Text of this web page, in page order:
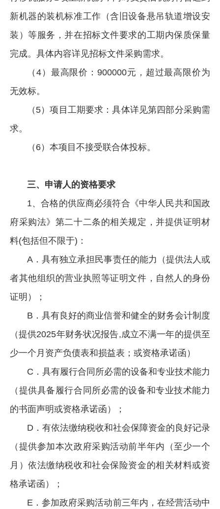
新机器的装机标准工作（含旧设备悬吊轨道增设安
装）等服务，并在招标文件要求的工期内保质保量
完成。具体内容详见招标文件采购需求。
（4）最高限价：900000元，超过最高限价为
无效标。
（5）项目工期要求：具体详见第四部分采购需
求。
（6）本项目不接受联合体投标。
三、申请人的资格要求
1、合格的供应商必须符合《中华人民共和国政
府采购法》第二十二条的相关规定，并提供证明材
料(包括但不限于)：
A．具有独立承担民事责任的能力（提供法人或
者其他组织的营业执照等证明文件，自然人的身份
证明）；
B．具有良好的商业信誉和健全的财务会计制度
（提供2025年财务状况报告,成立不满一年的提供至
少一个月资产负债表和损益表；或资格承诺函）
C．具有履行合同所必需的设备和专业技术能力
（提供具备履行合同所必需的设备和专业技术能力
的书面声明或资格承诺函）；
D．有依法缴纳税收和社会保障资金的良好记录
（提供参加本次政府采购活动前半年内（至少一个
月）依法缴纳税收和社会保险资金的相关材料或资
格承诺函）；
E．参加政府采购活动前三年内，在经营活动中